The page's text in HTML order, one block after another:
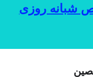
شبانه روزی